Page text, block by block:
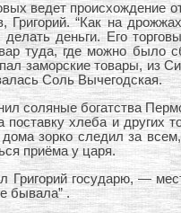
ведет
“Как на
делать деньги. Его
туда, где можно
заморские товары, из
Соль Вычегодская.
соляные богатства
поставку хлеба и других
дома зорко следил за
приёма у царя.
государю, —
бывала” .